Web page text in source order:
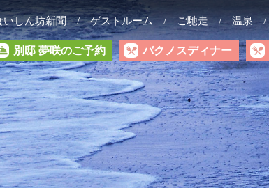
いしん坊新聞 ゲストルーム ご馳走 温泉
別邸 夢咲のご予約 バクノスディナー